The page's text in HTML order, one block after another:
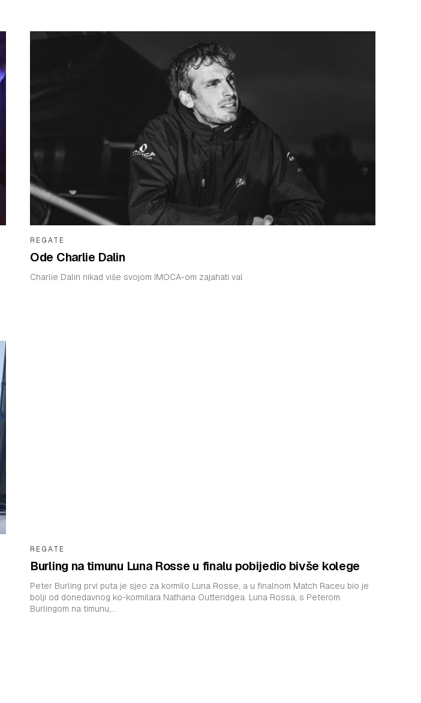
REGATE
Ode Charlie Dalin
Charlie Dalin nikad više svojom IMOCA-om zajahati val
REGATE
Burling na timunu Luna Rosse u finalu pobijedio bivše kolege
Peter Burling prvi puta je sjeo za kormilo Luna Rosse, a u finalnom Match Raceu bio je
bolji od donedavnog ko-kormilara Nathana Outteridgea. Luna Rossa, s Peterom
Burlingom na timunu,...